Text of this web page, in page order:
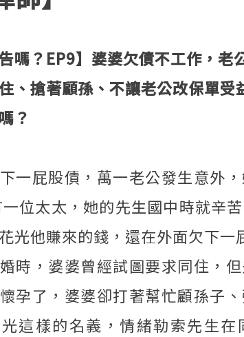
告嗎？EP9】婆婆欠債不工作，老
、搶著顧孫、不讓老公改保單受
？
一屁股債，萬一老公發生意外
位太太，她的先生國中時就辛
光他賺來的錢，還在外面欠下一
時，婆婆曾經試圖要求同住，
孕了，婆婆卻打著幫忙顧孫子
這樣的名義，情緒勒索先生在